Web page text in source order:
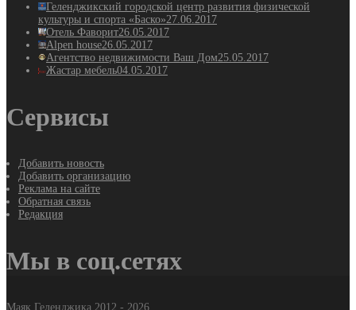
Геленджикский городской центр развития физической
культуры и спорта «Баско»27.06.2017
Отель Фаворит26.05.2017
Alpen house26.05.2017
Агентство недвижимости Ваш Дом25.05.2017
Жастар мебель04.05.2017
Сервисы
Добавить новость
Добавить организацию
Реклама на сайте
Обратная связь
Редакция
Мы в соц.сетях
Маяк Геленджика 2012 - 2026